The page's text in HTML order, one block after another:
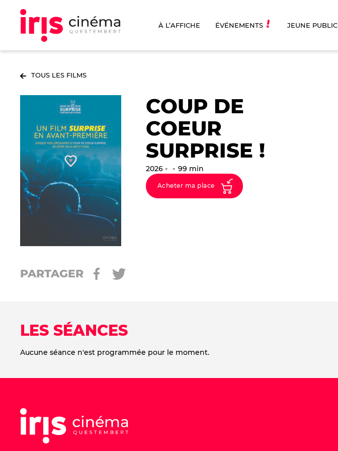
À L’AFFICHE ÉVÉNEMENTS JEUNE PUBLIC
TOUS LES FILMS
COUP DE
COEUR
SURPRISE !
2026 99 min
Acheter ma place
PARTAGER
LES SÉANCES
Aucune séance n'est programmée pour le moment.